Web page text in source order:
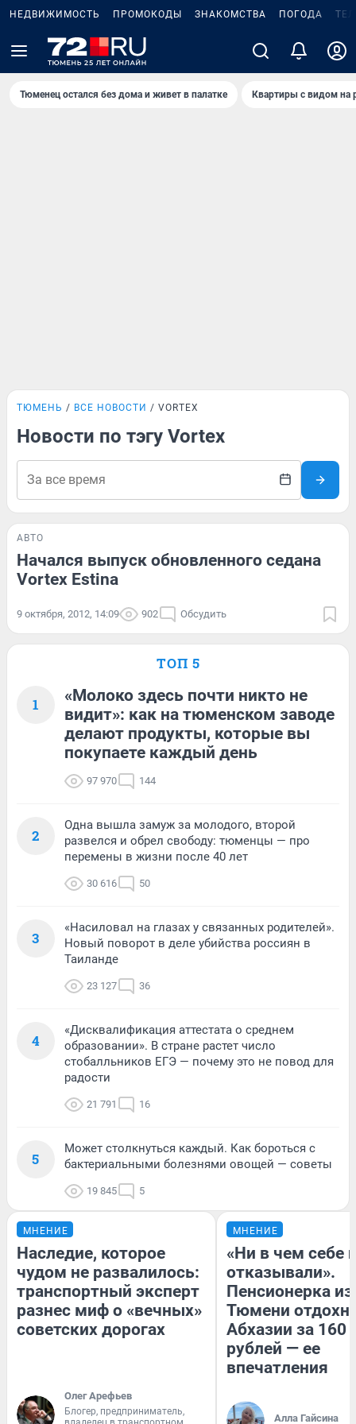
НЕДВИЖИМОСТЬ ПРОМОКОДЫ ЗНАКОМСТВА ПОГОДА
Тюменец остался без дома и живет в палатке Квартиры с видом на
ТЮМЕНЬ ВСЕ НОВОСТИ VORTEX
Новости по тэгу Vortex
АВТО
Начался выпуск обновленного седана
Vortex Estina
9 октября, 2012, 14:09 902 Обсудить
ТОП 5
1
«Молоко здесь почти никто не
видит»: как на тюменском заводе
делают продукты, которые вы
покупаете каждый день
97 970 144
2
Одна вышла замуж за молодого, второй
развелся и обрел свободу: тюменцы — про
перемены в жизни после 40 лет
30 616 50
3
«Насиловал на глазах у связанных родителей».
Новый поворот в деле убийства россиян в
Таиланде
23 127 36
4
«Дисквалификация аттестата о среднем
образовании». В стране растет число
стобалльников ЕГЭ — почему это не повод для
радости
21 791 16
5
Может столкнуться каждый. Как бороться с
бактериальными болезнями овощей — советы
19 845 5
МНЕНИЕ
Наследие, которое
чудом не развалилось:
транспортный эксперт
разнес миф о «вечных»
советских дорогах
Олег Арефьев
Блогер, предприниматель,
МНЕНИЕ
«Ни в чем себе
отказывали».
Пенсионерка из
Тюмени
Абхазии за 160
рублей — ее
впечатления
Алла Гайсина